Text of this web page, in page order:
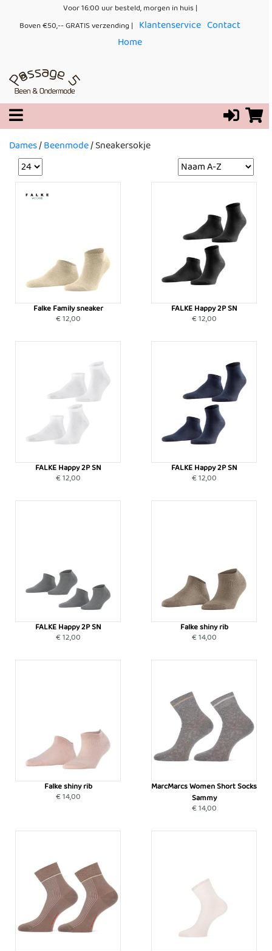
Voor 16:00 uur besteld, morgen in huis |
Boven €50,-- GRATIS verzending | Klantenservice Contact
Home
Dames/Beenmode/Sneakersokje
Falke Family sneaker
€ 12,00
FALKE Happy 2P SN
€ 12,00
FALKE Happy 2P SN
€ 12,00
FALKE Happy 2P SN
€ 12,00
FALKE Happy 2P SN
€ 12,00
Falke shiny rib
€ 14,00
Falke shiny rib
€ 14,00
MarcMarcs Women Short Socks
Sammy
€ 14,00